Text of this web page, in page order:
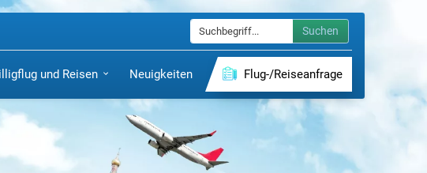
Suchen
und Reisen Neuigkeiten Flug-/Reiseanfrage